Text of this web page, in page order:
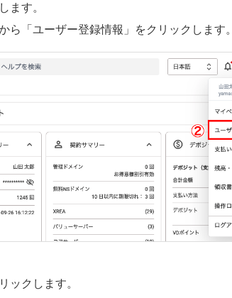
ます。
ら「ユーザー登録情報」をクリックします。
ックします。